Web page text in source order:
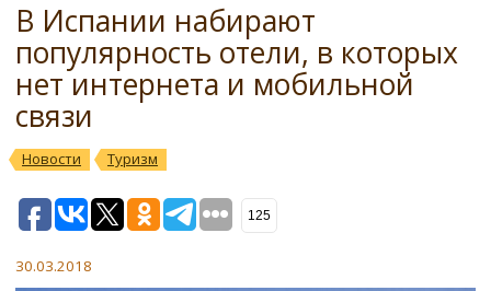
В Испании набирают
популярность отели, в которых
нет интернета и мобильной
связи
Новости Туризм
125
30.03.2018